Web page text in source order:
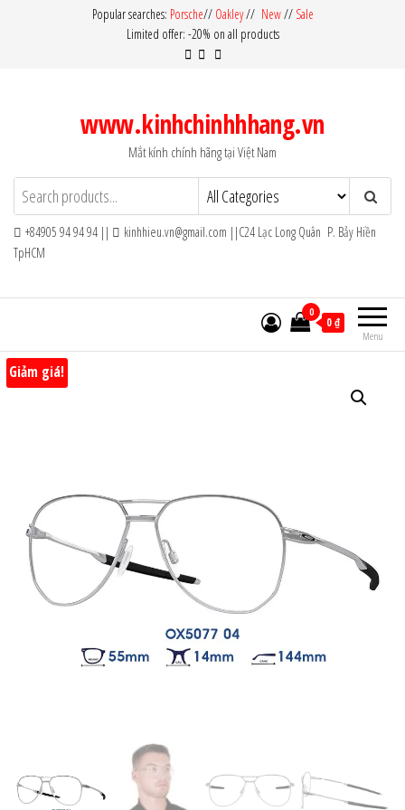
Popular searches: Porsche// Oakley// New// Sale
Limited offer: -20% on all products
www.kinhchinhhhang.vn
Mắt kính chính hãng tại Việt Nam
+84905 94 94 94 ||
kinhhieu.vn@gmail.com ||C24 Lạc Long Quân P. Bảy Hiền
TpHCM
Menu
0
0 ₫
Giảm giá!